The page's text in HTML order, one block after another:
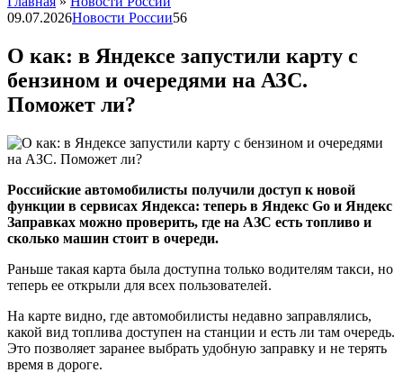
09.07.2026Новости России56
О как: в Яндексе запустили карту с
бензином и очередями на АЗС.
Поможет ли?
Российские автомобилисты получили доступ к новой
функции в сервисах Яндекса: теперь в Яндекс Go и Яндекс
Заправках можно проверить, где на АЗС есть топливо и
сколько машин стоит в очереди.
Раньше такая карта была доступна только водителям такси, но
теперь ее открыли для всех пользователей.
На карте видно, где автомобилисты недавно заправлялись,
какой вид топлива доступен на станции и есть ли там очередь.
Это позволяет заранее выбрать удобную заправку и не терять
время в дороге.